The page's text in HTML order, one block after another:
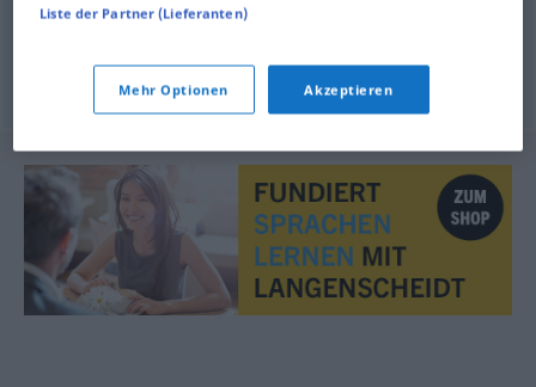
© OpenThesaurus.de
Liste der Partner (Lieferanten)
Mehr Optionen Akzeptieren